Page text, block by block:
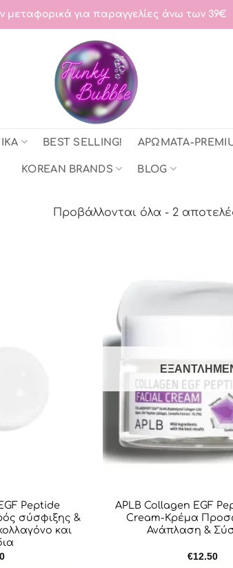
μεταφορικά για παραγγελίες άνω των 39€
BEST SELLING! ΑΡΩΜΑΤΑ-
KOREAN BRANDS BLOG
Προβάλλονται όλα - 2
Peptide
σύσφιξης &
και
APLB Collagen EGF
Cream-Κρέμα
Ανάπλαση &
€12.50